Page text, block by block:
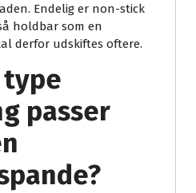
Endelig er non-stick
holdbar som en
derfor udskiftes oftere.
type
passer